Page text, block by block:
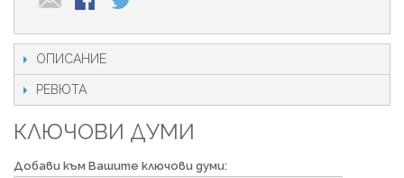
ОПИСАНИЕ
РЕВЮТА
КЛЮЧОВИ ДУМИ
Добави към Вашите ключови думи: